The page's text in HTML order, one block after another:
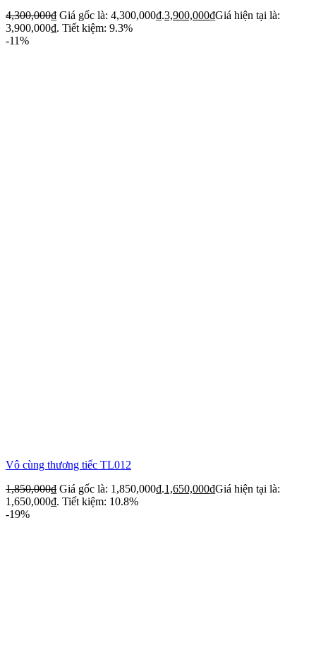
4,300,000₫ Giá gốc là: 4,300,000₫.3,900,000₫Giá hiện tại là:
3,900,000₫. Tiết kiệm: 9.3%
-11%
Vô cùng thương tiếc TL012
1,850,000₫ Giá gốc là: 1,850,000₫.1,650,000₫Giá hiện tại là:
1,650,000₫. Tiết kiệm: 10.8%
-19%